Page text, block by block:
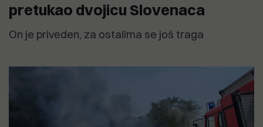
pretukao dvojicu Slovenaca
On je priveden, za ostalima se još traga